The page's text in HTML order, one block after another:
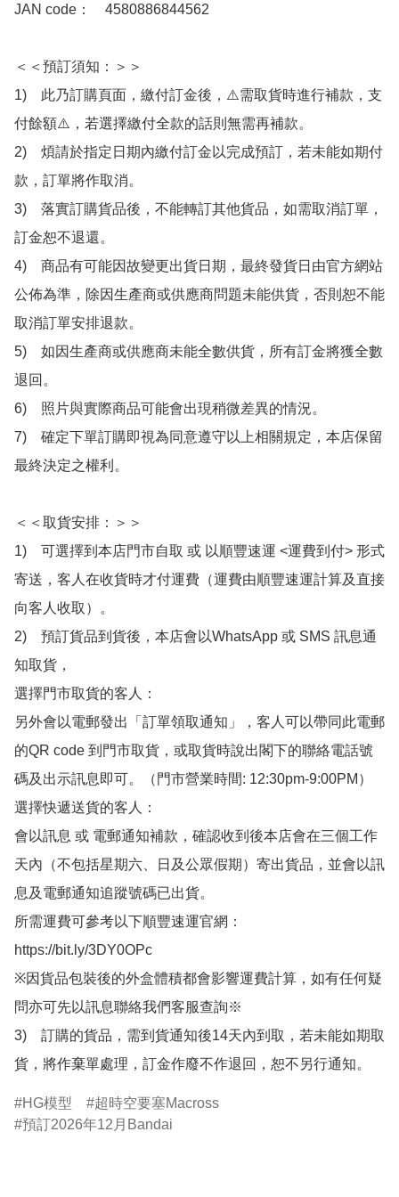
JAN code：　4580886844562
＜＜預訂須知：＞＞
1)　此乃訂購頁面，繳付訂金後，⚠️需取貨時進行補款，支
付餘額⚠️，若選擇繳付全款的話則無需再補款。
2)　煩請於指定日期內繳付訂金以完成預訂，若未能如期付
款，訂單將作取消。
3)　落實訂購貨品後，不能轉訂其他貨品，如需取消訂單，
訂金恕不退還。
4)　商品有可能因故變更出貨日期，最終發貨日由官方網站
公佈為準，除因生產商或供應商問題未能供貨，否則恕不能
取消訂單安排退款。
5)　如因生產商或供應商未能全數供貨，所有訂金將獲全數
退回。
6)　照片與實際商品可能會出現稍微差異的情況。
7)　確定下單訂購即視為同意遵守以上相關規定，本店保留
最終決定之權利。
＜＜取貨安排：＞＞
1)　可選擇到本店門市自取 或 以順豐速運 <運費到付> 形式
寄送，客人在收貨時才付運費（運費由順豐速運計算及直接
向客人收取）。
2)　預訂貨品到貨後，本店會以WhatsApp 或 SMS 訊息通
知取貨，
選擇門市取貨的客人：
另外會以電郵發出「訂單領取通知」，客人可以帶同此電郵
的QR code 到門市取貨，或取貨時說出閣下的聯絡電話號
碼及出示訊息即可。（門市營業時間: 12:30pm-9:00PM）
選擇快遞送貨的客人：
會以訊息 或 電郵通知補款，確認收到後本店會在三個工作
天內（不包括星期六、日及公眾假期）寄出貨品，並會以訊
息及電郵通知追蹤號碼已出貨。
所需運費可參考以下順豐速運官網：
https://bit.ly/3DY0OPc
※因貨品包裝後的外盒體積都會影響運費計算，如有任何疑
問亦可先以訊息聯絡我們客服查詢※
3)　訂購的貨品，需到貨通知後14天內到取，若未能如期取
貨，將作棄單處理，訂金作廢不作退回，恕不另行通知。
HG模型
超時空要塞Macross
預訂2026年12月Bandai